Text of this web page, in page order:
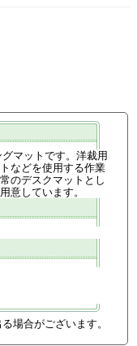
マットです。洋裁用
などを使用する作業
のデスクマットとし
意しています。
場合がございます。